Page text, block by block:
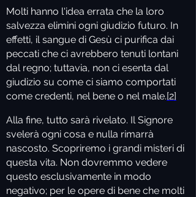
Molti hanno l'idea errata che la loro
salvezza elimini ogni giudizio futuro. In
effetti, il sangue di Gesù ci purifica dai
peccati che ci avrebbero tenuti lontani
dal regno; tuttavia, non ci esenta dal
giudizio su come ci siamo comportati
come credenti, nel bene o nel male.[2]
Alla fine, tutto sarà rivelato. Il Signore
svelerà ogni cosa e nulla rimarrà
nascosto. Scopriremo i grandi misteri di
questa vita. Non dovremmo vedere
questo esclusivamente in modo
negativo; per le opere di bene che molti